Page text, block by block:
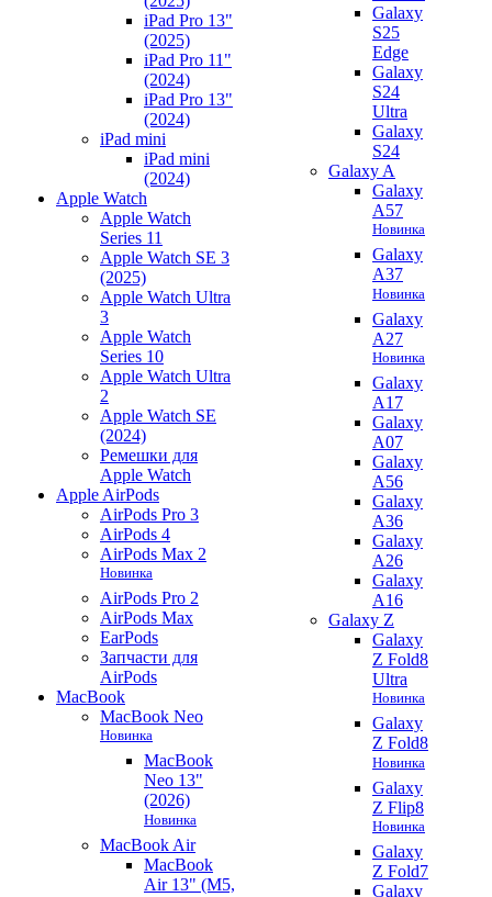
iPad Pro 13"
(2025)
iPad Pro 11"
(2024)
iPad Pro 13"
(2024)
iPad mini
iPad mini
(2024)
Apple Watch
Apple Watch
Series 11
Apple Watch SE 3
(2025)
Apple Watch Ultra
3
Apple Watch
Series 10
Apple Watch Ultra
2
Apple Watch SE
(2024)
Ремешки для
Apple Watch
Apple AirPods
AirPods Pro 3
AirPods 4
AirPods Max 2
Новинка
AirPods Pro 2
AirPods Max
EarPods
Запчасти для
AirPods
MacBook
MacBook Neo
Новинка
MacBook
Neo 13"
(2026)
Новинка
MacBook Air
MacBook
Air 13" (M5,
Galaxy
S25
Edge
Galaxy
S24
Ultra
Galaxy
S24
Galaxy A
Galaxy
A57
Новинка
Galaxy
A37
Новинка
Galaxy
A27
Новинка
Galaxy
A17
Galaxy
A07
Galaxy
A56
Galaxy
A36
Galaxy
A26
Galaxy
A16
Galaxy Z
Galaxy
Z Fold8
Ultra
Новинка
Galaxy
Z Fold8
Новинка
Galaxy
Z Flip8
Новинка
Galaxy
Z Fold7
Galaxy